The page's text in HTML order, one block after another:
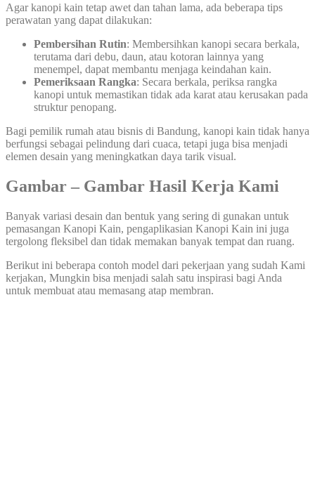
Agar kanopi kain tetap awet dan tahan lama, ada beberapa tips
perawatan yang dapat dilakukan:
Pembersihan Rutin: Membersihkan kanopi secara berkala,
terutama dari debu, daun, atau kotoran lainnya yang
menempel, dapat membantu menjaga keindahan kain.
Pemeriksaan Rangka: Secara berkala, periksa rangka
kanopi untuk memastikan tidak ada karat atau kerusakan pada
struktur penopang.
Bagi pemilik rumah atau bisnis di Bandung, kanopi kain tidak hanya
berfungsi sebagai pelindung dari cuaca, tetapi juga bisa menjadi
elemen desain yang meningkatkan daya tarik visual.
Gambar – Gambar Hasil Kerja Kami
Banyak variasi desain dan bentuk yang sering di gunakan untuk
pemasangan Kanopi Kain, pengaplikasian Kanopi Kain ini juga
tergolong fleksibel dan tidak memakan banyak tempat dan ruang.
Berikut ini beberapa contoh model dari pekerjaan yang sudah Kami
kerjakan, Mungkin bisa menjadi salah satu inspirasi bagi Anda
untuk membuat atau memasang atap membran.